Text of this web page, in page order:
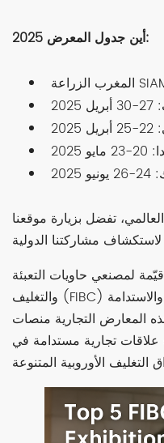
أين جدول المعرض 2025:
تفضل بزيارة موقعنا
لمصنعي حاويات التعبئة
والتغليف (FIBC) الراغبين في الاستثمار في الجودة والاستدامة
هذه المعارض التجارية منصات
تجارية مستدامة في